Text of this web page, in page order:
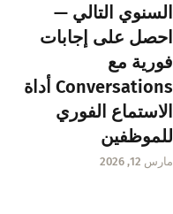
السنوي التالي —
احصل على إجابات
فورية مع
Conversations أداة
الاستماع الفوري
للموظفين
مارس 12, 2026